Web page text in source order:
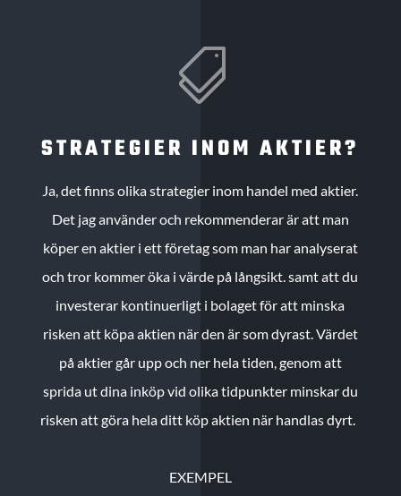

STRATEGIER INOM AKTIER?
Ja, det finns olika strategier inom handel med aktier.
Det jag använder och rekommenderar är att man
köper en aktier i ett företag som man har analyserat
och tror kommer öka i värde på långsikt. samt att du
investerar kontinuerligt i bolaget för att minska
risken att köpa aktien när den är som dyrast. Värdet
på aktier går upp och ner hela tiden, genom att
sprida ut dina inköp vid olika tidpunkter minskar du
risken att göra hela ditt köp aktien när handlas dyrt.
EXEMPEL